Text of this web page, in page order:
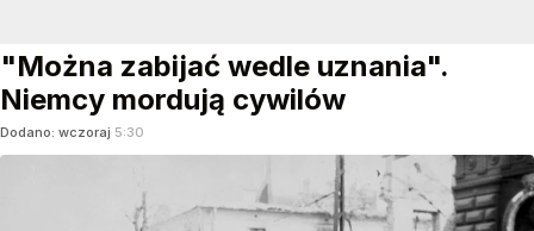
"Można zabijać wedle uznania".
Niemcy mordują cywilów
Dodano: wczoraj 5:30